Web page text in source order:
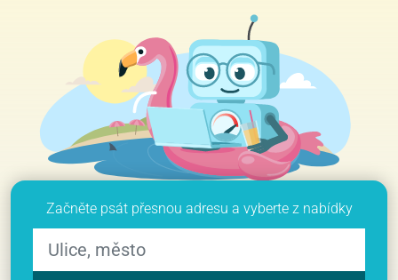
Začněte psát přesnou adresu a vyberte z nabídky